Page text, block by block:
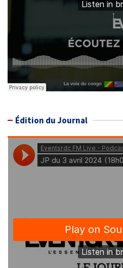
Édition du Journal